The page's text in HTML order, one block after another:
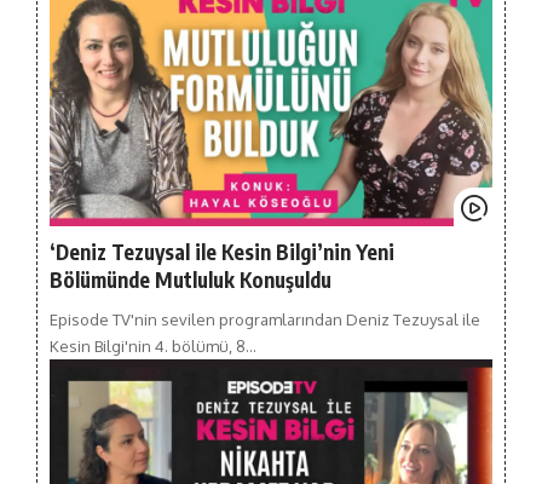
‘Deniz Tezuysal ile Kesin Bilgi’nin Yeni
Bölümünde Mutluluk Konuşuldu
Episode TV'nin sevilen programlarından Deniz Tezuysal ile
Kesin Bilgi'nin 4. bölümü, 8…